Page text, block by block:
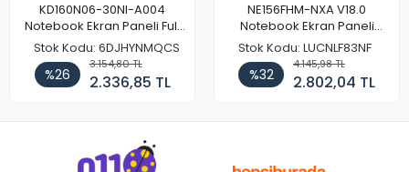
KD160N06-30NI-A004
Notebook Ekran Paneli Full
HD
Stok Kodu: 6DJHYNMQCS
%26
3.154,80 TL
2.336,85 TL
NE156FHM-NXA V18.0
Notebook Ekran Paneli
144Hz
Stok Kodu: LUCNLF83NF
%32
4.145,98 TL
2.802,04 TL